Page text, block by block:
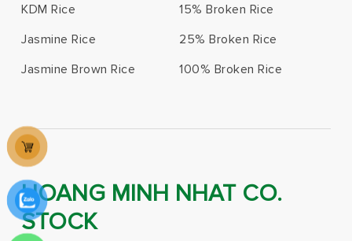
KDM Rice
Jasmine Rice
Jasmine Brown Rice
15% Broken Rice
25% Broken Rice
100% Broken Rice
HOANG MINH NHAT CO.
STOCK